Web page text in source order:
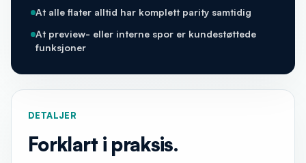
At alle flater alltid har komplett parity samtidig
At preview- eller interne spor er kundestøttede
funksjoner
DETALJER
Forklart i praksis.